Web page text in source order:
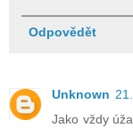
Odpovědět
Unknown
Jako vždy